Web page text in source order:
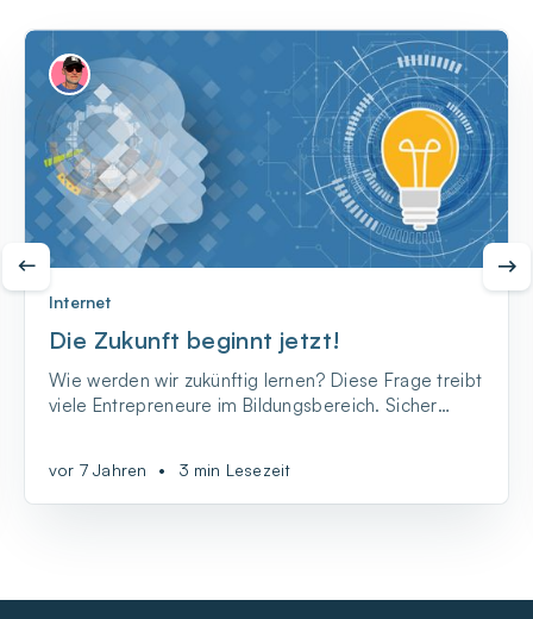
Internet
Die Zukunft beginnt jetzt!
Wie werden wir zukünftig lernen? Diese Frage treibt
viele Entrepreneure im Bildungsbereich. Sicher
auf dem EMEA Philanthropies Summit in Athen unter
dem Motto „Driving a Future of inclusive Gro...
vor 7 Jahren • 3 min Lesezeit